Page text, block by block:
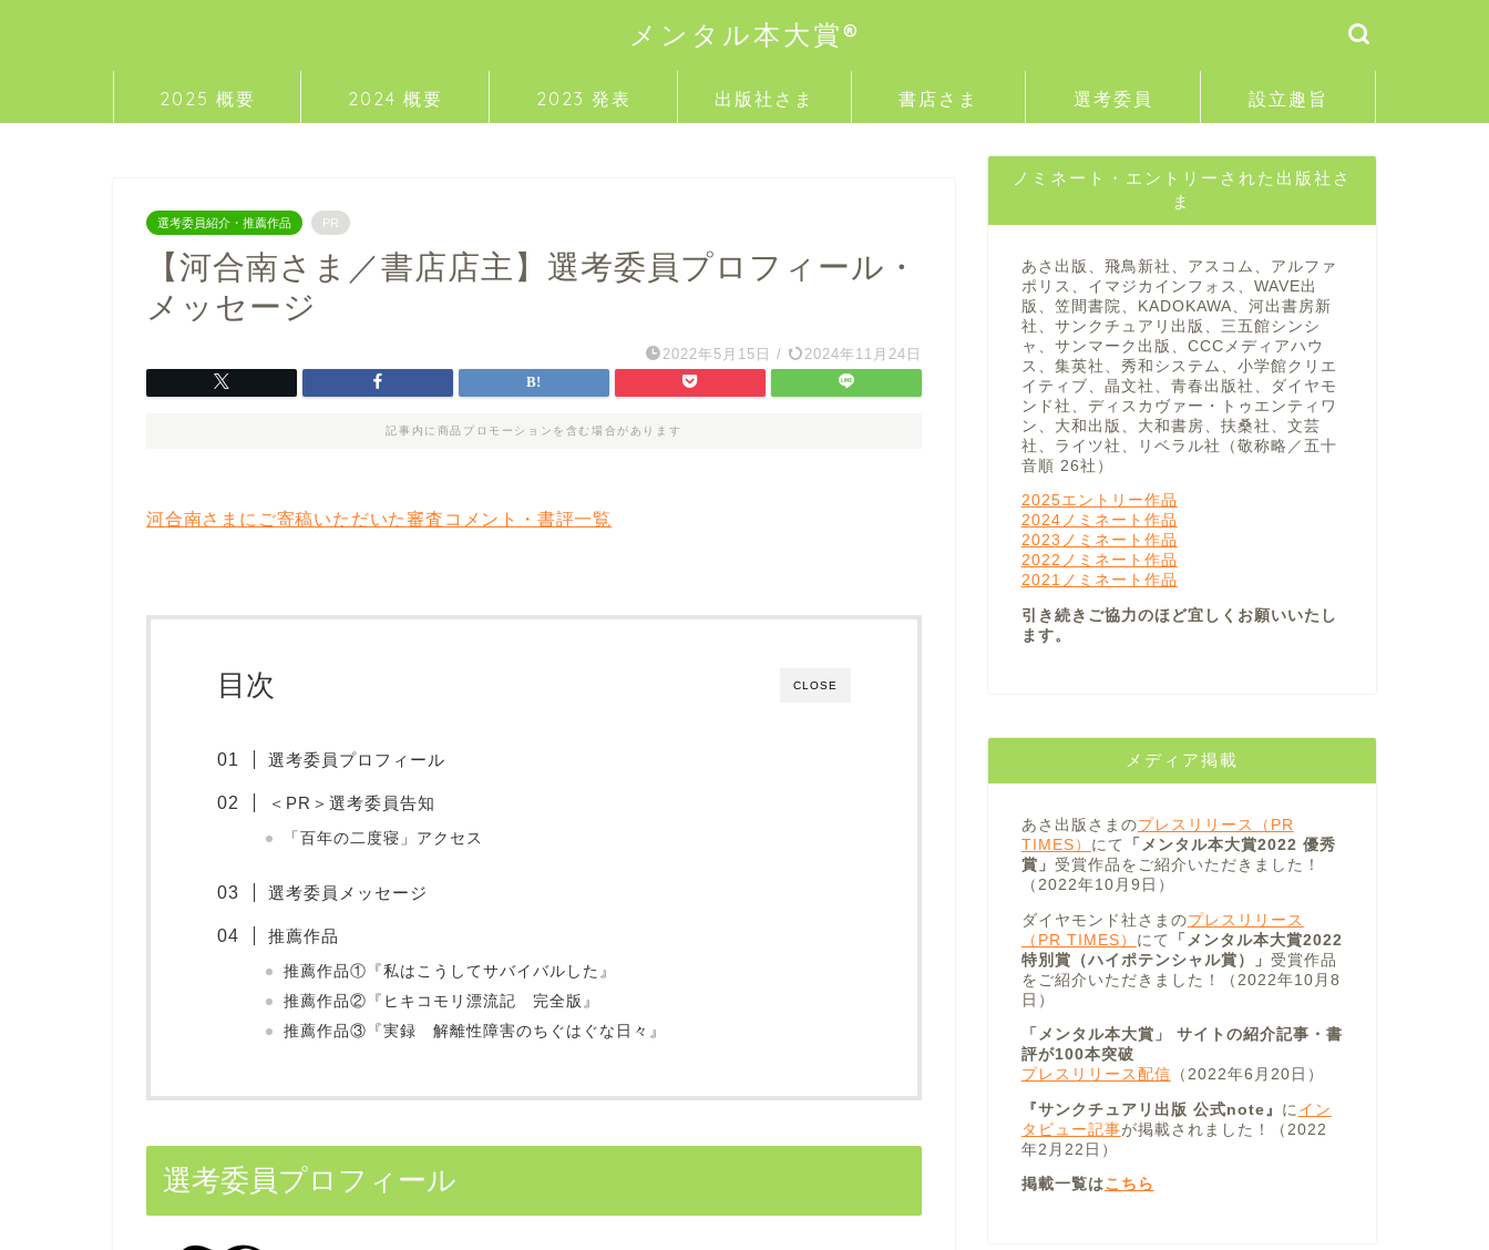
メンタル本大賞®
2025 概要 2024 概要 2023 発表 出版社さま 書店さま 選考委員 設立趣旨
選考委員紹介・推薦作品 PR
【河合南さま／書店店主】選考委員プロフィール・
メッセージ
2022年5月15日 / 2024年11月24日
記事内に商品プロモーションを含む場合があります
河合南さまにご寄稿いただいた審査コメント・書評一覧
CLOSE
目次
選考委員プロフィール
＜PR＞選考委員告知
「百年の二度寝」アクセス
選考委員メッセージ
推薦作品
推薦作品①『私はこうしてサバイバルした』
推薦作品②『ヒキコモリ漂流記 完全版』
推薦作品③『実録 解離性障害のちぐはぐな日々』
選考委員プロフィール
ノミネート・エントリーされた出版社さ
ま
あさ出版、飛鳥新社、アスコム、アルファ
ポリス、イマジカインフォス、WAVE出
版、笠間書院、KADOKAWA、河出書房新
社、サンクチュアリ出版、三五館シンシ
ャ、サンマーク出版、CCCメディアハウ
ス、集英社、秀和システム、小学館クリエ
イティブ、晶文社、青春出版社、ダイヤモ
ンド社、ディスカヴァー・トゥエンティワ
ン、大和出版、大和書房、扶桑社、文芸
社、ライツ社、リベラル社（敬称略／五十
音順 26社）
2025エントリー作品
2024ノミネート作品
2023ノミネート作品
2022ノミネート作品
2021ノミネート作品
引き続きご協力のほど宜しくお願いいたし
ます。
メディア掲載
あさ出版さまのプレスリリース（PR
TIMES） にて
「メンタル本大賞2022 優秀
賞」 受賞作品をご紹介いただきました！
（2022年10月9日）
ダイヤモンド社さまのプレスリリース
（PR TIMES） にて
「メンタル本大賞2022
特別賞（ハイポテンシャル賞）」 受賞作品
をご紹介いただきました！（2022年10月8
日）
「メンタル本大賞」 サイトの紹介記事・書
評が100本突破
プレスリリース配信 （2022年6月20日）
『サンクチュアリ出版 公式note』 に イン
タビュー記事が掲載されました！（2022
年2月22日）
掲載一覧はこちら